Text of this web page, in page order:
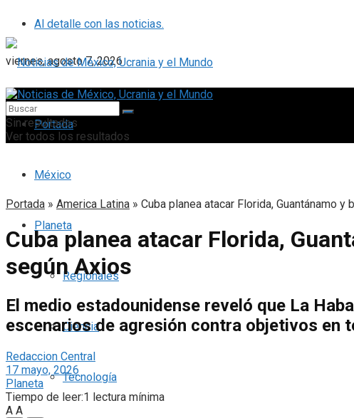
Al detalle con las noticias.
viernes, agosto 7, 2026
Portada
México
Planeta
Regionales
Ciencia
Tecnología
Sin resultados
Ver todos los resultados
Portada » America Latina » Cuba planea atacar Florida, Guantánamo
Cuba planea atacar Florida,
según Axios
El medio estadounidense reveló que La
escenarios de agresión contra objetivos en
Redaccion Central
17 mayo, 2026
Planeta
Tiempo de leer:1 lectura mínima
A A